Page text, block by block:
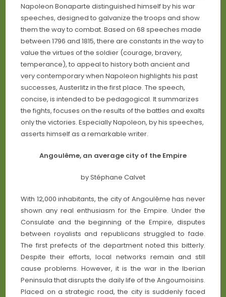
Napoleon Bonaparte distinguished himself by his war
speeches, designed to galvanize the troops and show
them the way to combat. Based on 68 speeches made
between 1796 and 1815, there are constants in the way to
value the virtues of the soldier (courage, bravery,
temperance), to appeal to history both ancient and
very contemporary when Napoleon highlights his past
successes, Austerlitz in the first place. The speech,
concise, is intended to be pedagogical. It summarizes
the fights, focuses on the results of the battles and exalts
only the victories. Especially Napoleon, by his speeches,
asserts himself as a remarkable writer.
Angoulême, an average city of the Empire
by Stéphane Calvet
With 12,000 inhabitants, the city of Angoulême has never
shown any real enthusiasm for the Empire. Under the
Consulate and the beginning of the Empire, disputes
between royalists and republicans struggled to fade.
The first prefects of the department noted this bitterly.
Despite their efforts, local networks remain and still
cause problems. However, it is the war in the Iberian
Peninsula that disrupts the daily life of the Angoumoisins.
Placed on a strategic road, the city is suddenly faced